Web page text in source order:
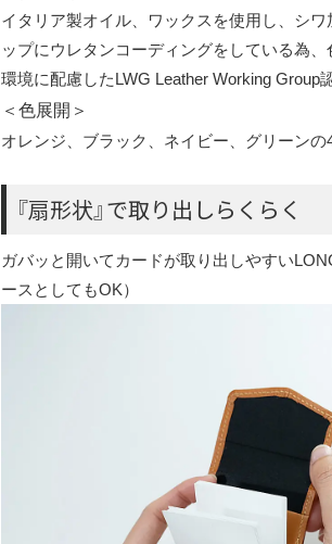
イタリア製オイル、ワックスを使用し、シ
ップにウレタンコーディングをしている為
環境に配慮したLWG Leather Working Group
＜色展開＞
オレンジ、ブラック、ネイビー、グリーンの
『扇形状』で取り出しらくらく
ガバッと開いてカードが取り出しやすい
ースとしてもOK）